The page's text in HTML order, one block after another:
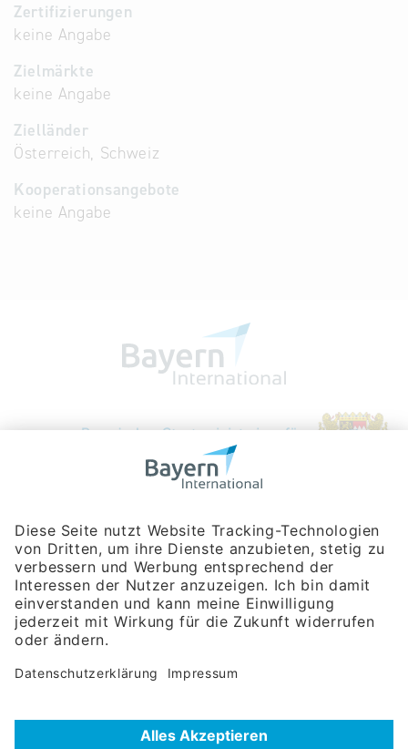
Zertifizierungen
keine Angabe
Zielmärkte
keine Angabe
Zielländer
Österreich, Schweiz
Kooperationsangebote
keine Angabe
Bayerische Gesellschaft für Internationale
Rosenheimer Str. 143C
81671 München
Tel:+49 180 5949260
(Festnetz 14 ct/min, Mobil max. 42 ct/min)
Hotline
Datenschutzerklärung
Nutzungsbedingungen